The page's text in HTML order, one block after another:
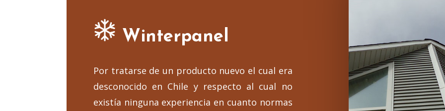
Winterpanel
Por tratarse de un producto nuevo el cual era
desconocido en Chile y respecto al cual no
existía ninguna experiencia en cuanto normas